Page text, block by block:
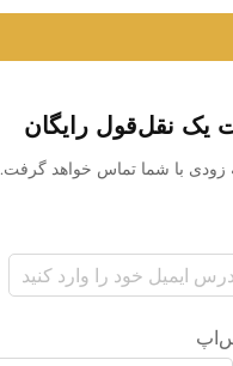
یک نقل‌قول رایگان
زودی با شما تماس خواهد گرفت.